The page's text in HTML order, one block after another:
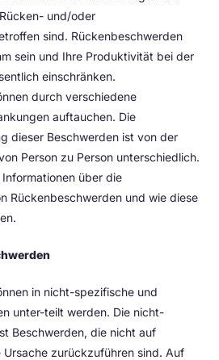
und/oder
sind. Rückenbeschwerden
sein und Ihre Produktivität bei der
einschränken.
durch verschiedene
auftauchen. Die
dieser Beschwerden ist von der
Person zu Person unterschiedlich.
über die
Rückenbeschwerden und wie diese
in nicht-spezifische und
unter-teilt werden. Die nicht-
Beschwerden, die nicht auf
zurückzuführen sind. Auf